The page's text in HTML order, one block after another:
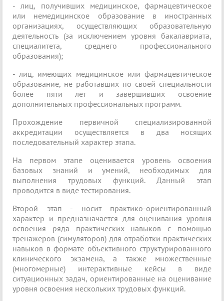
- лиц, получивших медицинское, фармацевтическое
или немедицинское образование в иностранных
организациях, осуществляющих образовательную
деятельность (за исключением уровня бакалавриата,
специалитета, среднего профессионального
образования);
- лиц, имеющих медицинское или фармацевтическое
образование, не работавших по своей специальности
более пяти лет и завершивших освоение
дополнительных профессиональных программ.
Прохождение первичной специализированной
аккредитации осуществляется в два носящих
последовательный характер этапа.
На первом этапе оценивается уровень освоения
базовых знаний и умений, необходимых для
выполнения трудовых функций. Данный этап
проводится в виде тестирования.
Второй этап - носит практико-ориентированный
характер и предназначается для оценивания уровня
освоения ряда практических навыков с помощью
тренажеров (симуляторов) для отработки практических
навыков в формате объективного структурированного
клинического экзамена, а также множественные
(многомерные) интерактивные кейсы в виде
ситуационных задач, ориентированные на оценивание
уровня освоения нескольких трудовых функций.